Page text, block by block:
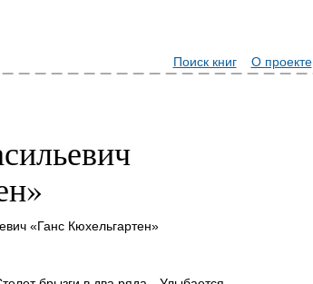
Поиск книг О проекте
«Ганс Кюхельгартен»